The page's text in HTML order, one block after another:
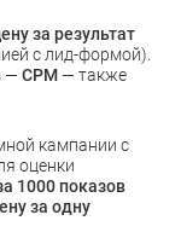
за результат
с лид-формой).
— CPM— также
кампании с
оценки
1000 показов
за одну